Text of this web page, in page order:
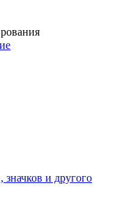
значков и другого